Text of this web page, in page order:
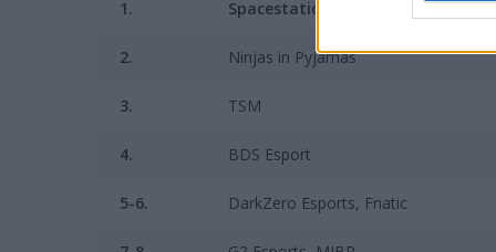
1. Spacestation Gaming
2. Ninjas in Pyjamas
3. TSM
4. BDS Esport
5-6. DarkZero Esports, Fnatic